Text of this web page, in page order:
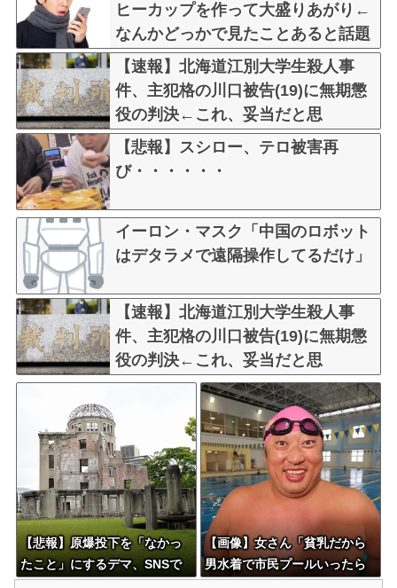
ヒーカップを作って大盛りあがり←
なんかどっかで見たことあると話題
に【速報】北海道江別大学生殺人事
件、主犯格の川口被告(19)に無期懲
役の判決←これ、妥当だと思
う？？？？？？
【悲報】スシロー、テロ被害再
び・・・・・・
イーロン・マスク「中国のロボット
はデタラメで遠隔操作してるだけ」
【速報】北海道江別大学生殺人事
件、主犯格の川口被告(19)に無期懲
役の判決←これ、妥当だと思
う？？？？？？
【悲報】原爆投下を「なかっ
たこと」にするデマ、SNSで
【画像】女さん「貧乳だから
男水着で市民プールいったら